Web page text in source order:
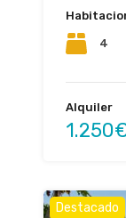
4
Alquiler
Destacado